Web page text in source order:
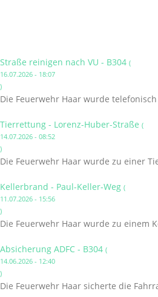
Straße reinigen nach VU - B304 (
16.07.2026 - 18:07
)
Die Feuerwehr Haar wurde
Tierrettung - Lorenz-Huber-Straße (
14.07.2026 - 08:52
)
Die Feuerwehr Haar wurde zu einer
Kellerbrand - Paul-Keller-Weg (
11.07.2026 - 15:56
)
Die Feuerwehr Haar wurde zu einem
Absicherung ADFC - B304 (
14.06.2026 - 12:40
)
Die Feuerwehr Haar sicherte die